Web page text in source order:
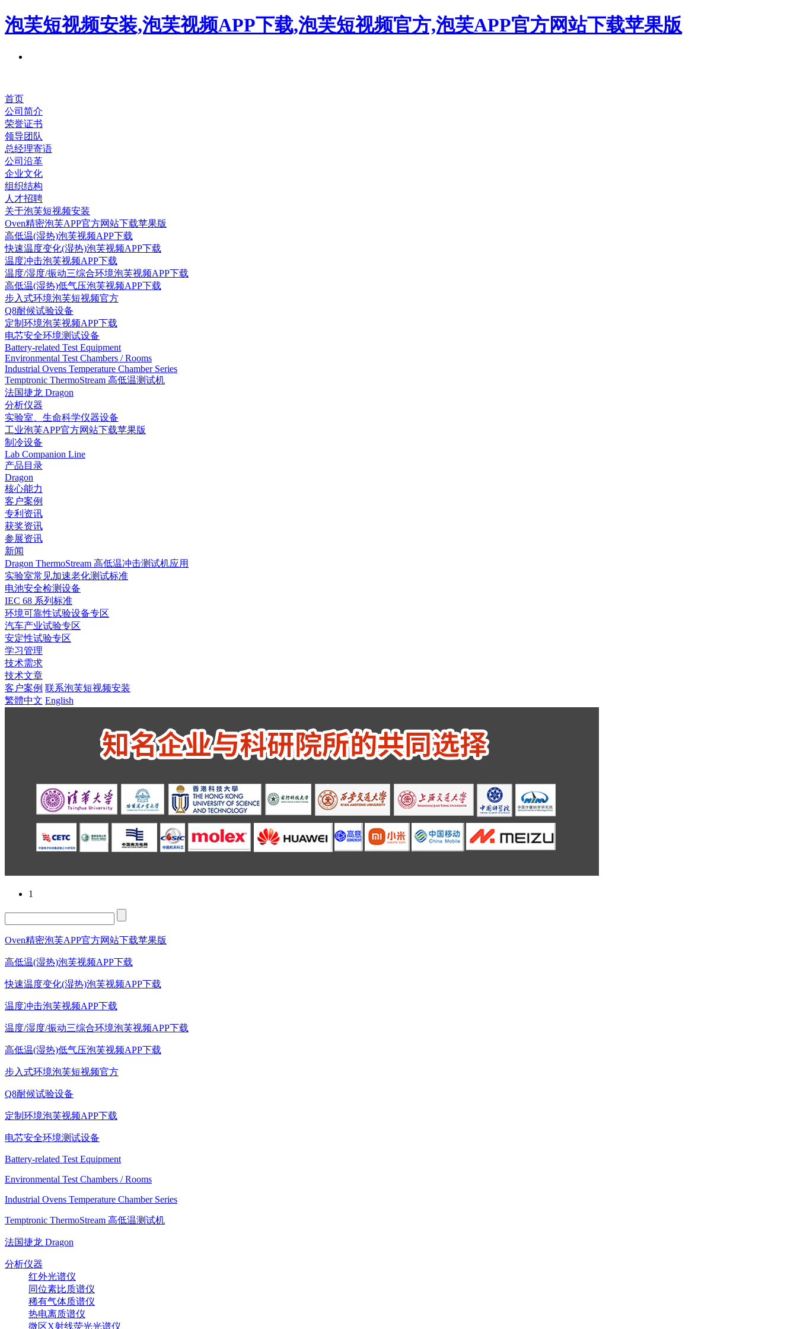
泡芙短视频安装,泡芙视频APP下载,泡芙短视频官方,泡芙APP官方网站下载苹果版
首页
公司简介
荣誉证书
领导团队
总经理寄语
公司沿革
企业文化
组织结构
人才招聘
关于泡芙短视频安装
Oven精密泡芙APP官方网站下载苹果版
高低温(湿热)泡芙视频APP下载
快速温度变化(湿热)泡芙视频APP下载
温度冲击泡芙视频APP下载
温度/湿度/振动三综合环境泡芙视频APP下载
高低温(湿热)低气压泡芙视频APP下载
步入式环境泡芙短视频官方
Q8耐候试验设备
定制环境泡芙视频APP下载
电芯安全环境测试设备
Battery-related Test Equipment
Environmental Test Chambers / Rooms
Industrial Ovens Temperature Chamber Series
Temptronic ThermoStream 高低温测试机
法国捷龙 Dragon
分析仪器
实验室、生命科学仪器设备
工业泡芙APP官方网站下载苹果版
制冷设备
Lab Companion Line
产品目录
Dragon
核心能力
客户案例
专利资讯
获奖资讯
参展资讯
新闻
Dragon ThermoStream 高低温冲击测试机应用
实验室常见加速老化测试标准
电池安全检测设备
IEC 68 系列标准
环境可靠性试验设备专区
汽车产业试验专区
安定性试验专区
学习管理
技术需求
技术文章
客户案例 联系泡芙短视频安装
繁體中文 English
1
Oven精密泡芙APP官方网站下载苹果版
高低温(湿热)泡芙视频APP下载
快速温度变化(湿热)泡芙视频APP下载
温度冲击泡芙视频APP下载
温度/湿度/振动三综合环境泡芙视频APP下载
高低温(湿热)低气压泡芙视频APP下载
步入式环境泡芙短视频官方
Q8耐候试验设备
定制环境泡芙视频APP下载
电芯安全环境测试设备
Battery-related Test Equipment
Environmental Test Chambers / Rooms
Industrial Ovens Temperature Chamber Series
Temptronic ThermoStream 高低温测试机
法国捷龙 Dragon
分析仪器
红外光谱仪
同位素比质谱仪
稀有气体质谱仪
热电离质谱仪
微区X射线荧光光谱仪